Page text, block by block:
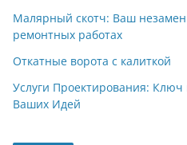
Малярный скотч: Ваш
ремонтных работах
Откатные ворота с калиткой
Услуги Проектирования:
Ваших Идей